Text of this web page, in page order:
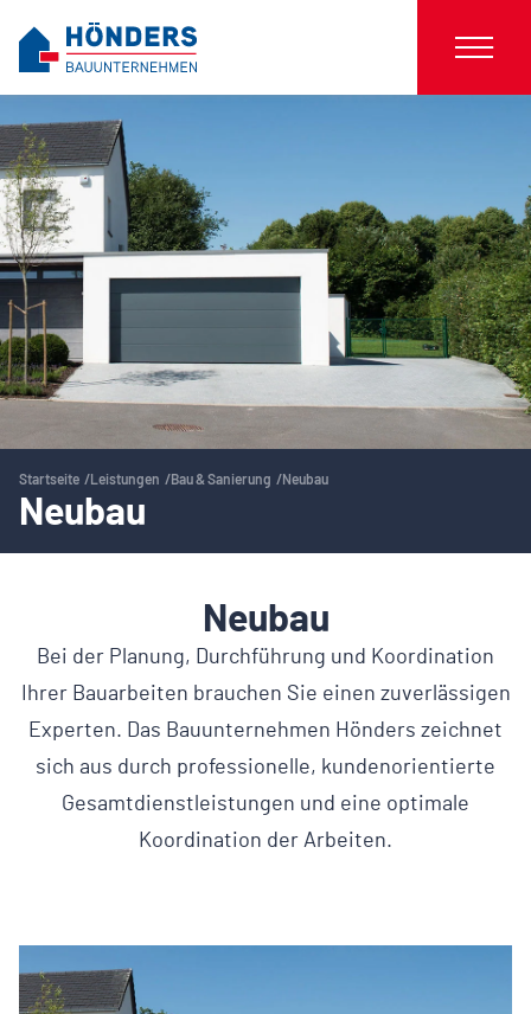
Startseite Leistungen Bau & Sanierung Neubau
Neubau
Neubau
Bei der Planung, Durchführung und Koordination
Ihrer Bauarbeiten brauchen Sie einen zuverlässigen
Experten. Das Bauunternehmen Hönders zeichnet
sich aus durch professionelle, kundenorientierte
Gesamtdienstleistungen und eine optimale
Koordination der Arbeiten.